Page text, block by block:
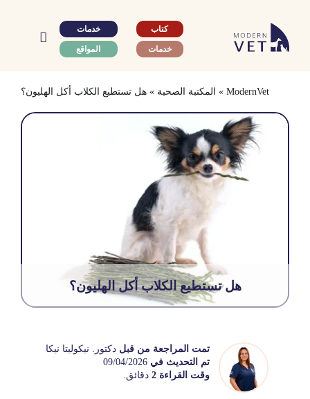
content
كتاب
خدمات
خدمات
المواقع
ModernVet
» المكتبة الصحية »هل تستطيع الكلاب أكل الهليون؟
هل تستطيع الكلاب أكل الهليون؟
تمت المراجعة من قبلدكتور. نيكوليتا نيكا
تم التحديث في 09/04/2026
وقت القراءة 2
دقائق.